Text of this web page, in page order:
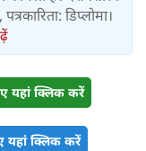
डिप्लोमा।
यहां क्लिक करें
यहां क्लिक करें